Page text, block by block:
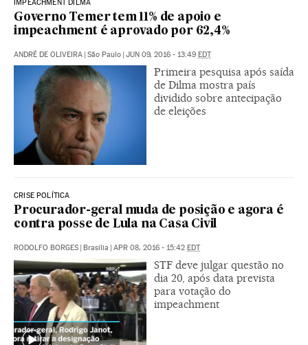
IMPEACHMENT DILMA
Governo Temer tem 11% de apoio e
impeachment é aprovado por 62,4%
ANDRÉ DE OLIVEIRA | São Paulo | JUN 09, 2016 - 13:49 EDT
Primeira pesquisa após saída
de Dilma mostra país
dividido sobre antecipação
de eleições
CRISE POLÍTICA
Procurador-geral muda de posição e agora é
contra posse de Lula na Casa Civil
RODOLFO BORGES | Brasília | APR 08, 2016 - 15:42 EDT
STF deve julgar questão no
dia 20, após data prevista
para votação do
impeachment